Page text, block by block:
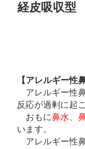
経皮吸収型
【アレルギー性
アレルギー性
反応が過剰に起
おもに鼻水、
います。
アレルギー性